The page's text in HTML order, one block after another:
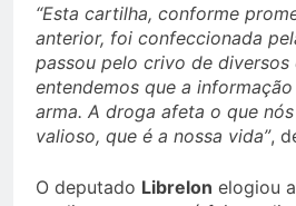
“Esta cartilha, conforme
anterior, foi confeccionada
passou pelo crivo de diversos
entendemos que a
arma. A droga afeta o que
valioso, que é a nossa vida”,
O deputado Librelon elogiou